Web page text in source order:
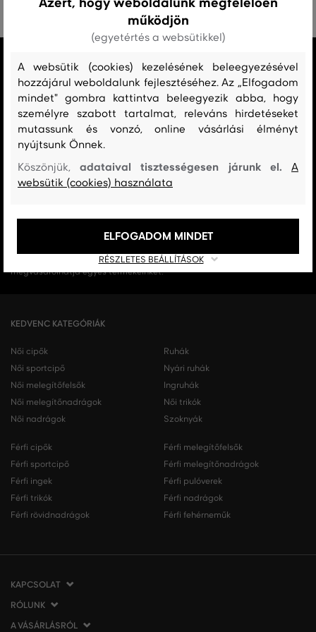
MINDEN RAKTÁRON
A webáruházban lévő összes áru raktáron van.
AZ EREDETISÉG GARANCIÁJA
Cégünk 1999-től a Gant márka exkluzív forgalmazója Magyarországon.
Nálunk mindig 100%-ban eredeti terméket vásárol.
INGYENES SZÁLLÍTÁST ÉS VISSZAKÜLDÉS
29 990 Ft feletti szállítás mindig ingyenes, az áru visszaküldéséért soha
17 ÜZLET MAGYARORSZÁGON
A webáruházunk széles kínálatán kívül az üzleteinkben is
megvásárolhatja egyes termékeinket.
KEDVENC KATEGÓRIÁK
Női cipők
Női sportcipő
Női melegítőfelsők
Női melegítőnadrágok
Női nadrágok
Ruhák
Nyári ruhák
Ingruhák
Női trikók
Szoknyák
Férfi cipők
Férfi sportcipő
Férfi ingek
Férfi trikók
Férfi rövidnadrágok
Férfi melegítőfelsők
Férfi melegítőnadrágok
Férfi pulóverek
Férfi nadrágok
Férfi fehérneműk
KAPCSOLAT
VERMONT Services Slovakia s. r. o.
Vlčie hrdlo 53
RÓLUNK
Cégünkről
A VÁSÁRLÁSRÓL
működjön
(egyetértés a websütikkel)
A websütik (cookies) kezelésének beleegyezésével
hozzájárul weboldalunk fejlesztéséhez. Az „Elfogadom
mindet" gombra kattintva beleegyezik abba, hogy
személyre szabott tartalmat, releváns hirdetéseket
mutassunk és vonzó, online vásárlási élményt
nyújtsunk Önnek.
Köszönjük,adataival tisztességesen járunk el.A
websütik (cookies) használata
RÉSZLETES BEÁLLÍTÁSOK
ELFOGADOM MINDET